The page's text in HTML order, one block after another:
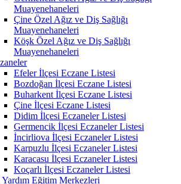
Muayenehaneleri
Çine Özel Ağız ve Diş Sağlığı
Muayenehaneleri
Köşk Özel Ağız ve Diş Sağlığı
Muayenehaneleri
Efeler İlçesi Eczane Listesi
Bozdoğan İlçesi Eczane Listesi
Buharkent İlçesi Eczane Listesi
Çine İlçesi Eczane Listesi
Didim İlçesi Eczaneler Listesi
Germencik İlçesi Eczaneler Listesi
İncirliova İlçesi Eczaneler Listesi
Karpuzlu İlçesi Eczaneler Listesi
Karacasu İlçesi Eczaneler Listesi
Koçarlı İlçesi Eczaneler Listesi
Eğitim Merkezleri